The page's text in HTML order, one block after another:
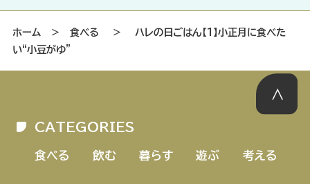
ホーム＞ 食べる ＞ ハレの日ごはん【1】小正月に食べた
い“小豆がゆ”
CATEGORIES
食べる 飲む 暮らす 遊ぶ 考える